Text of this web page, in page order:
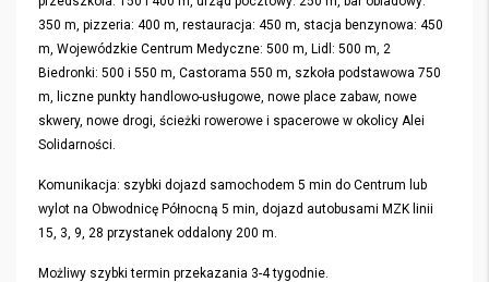
350 m, pizzeria: 400 m, restauracja: 450 m, stacja benzynowa: 450
m, Wojewódzkie Centrum Medyczne: 500 m, Lidl: 500 m, 2
Biedronki: 500 i 550 m, Castorama 550 m, szkoła podstawowa 750
m, liczne punkty handlowo-usługowe, nowe place zabaw, nowe
skwery, nowe drogi, ścieżki rowerowe i spacerowe w okolicy Alei
Solidarności.
Komunikacja: szybki dojazd samochodem 5 min do Centrum lub
wylot na Obwodnicę Północną 5 min, dojazd autobusami MZK linii
15, 3, 9, 28 przystanek oddalony 200 m.
Możliwy szybki termin przekazania 3-4 tygodnie.